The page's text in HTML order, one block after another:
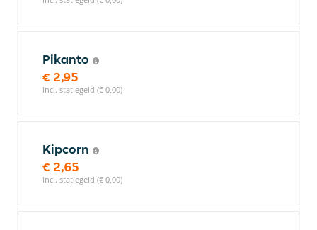
Pikanto
€ 2,95
incl. statiegeld (€ 0,00)
Kipcorn
€ 2,65
incl. statiegeld (€ 0,00)